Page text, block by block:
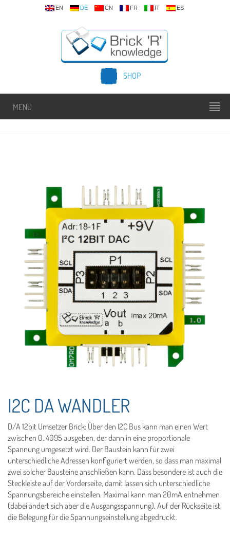
EN DE CN FR IT ES
SHOP
MENU
I2C DA WANDLER
D/A 12bit Umsetzer Brick: Über den I2C Bus kann man einen Wert
zwischen 0..4095 ausgeben, der dann in eine proportionale
Spannung umgesetzt wird. Der Baustein kann für zwei
unterschiedliche Adressen konfiguriert werden, so dass man maximal
zwei solcher Bausteine anschließen kann. Dass besondere ist auch die
Steckleiste auf der Vorderseite, damit lassen sich unterschiedliche
Spannungsbereiche einstellen. Maximal kann man 20mA entnehmen
(dabei ändert sich aber die Ausgangsspannung). Auf der Rückseite ist
die Belegung für die Spannungseinstellung abgedruckt.